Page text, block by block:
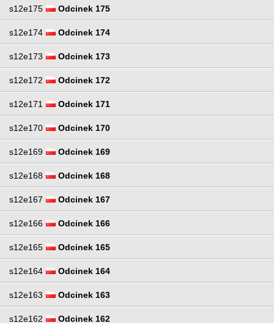
s12e175 Odcinek 175
s12e174 Odcinek 174
s12e173 Odcinek 173
s12e172 Odcinek 172
s12e171 Odcinek 171
s12e170 Odcinek 170
s12e169 Odcinek 169
s12e168 Odcinek 168
s12e167 Odcinek 167
s12e166 Odcinek 166
s12e165 Odcinek 165
s12e164 Odcinek 164
s12e163 Odcinek 163
s12e162 Odcinek 162